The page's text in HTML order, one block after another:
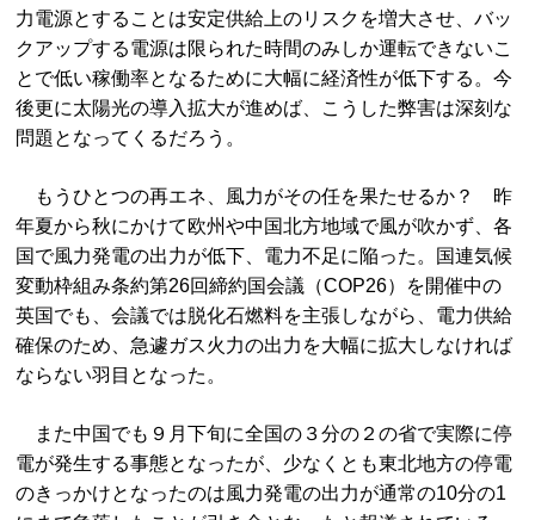
力電源とすることは安定供給上のリスクを増大させ、バッ
クアップする電源は限られた時間のみしか運転できないこ
とで低い稼働率となるために大幅に経済性が低下する。今
後更に太陽光の導入拡大が進めば、こうした弊害は深刻な
問題となってくるだろう。
もうひとつの再エネ、風力がその任を果たせるか？ 昨
年夏から秋にかけて欧州や中国北方地域で風が吹かず、各
国で風力発電の出力が低下、電力不足に陥った。国連気候
変動枠組み条約第26回締約国会議（COP26）を開催中の
英国でも、会議では脱化石燃料を主張しながら、電力供給
確保のため、急遽ガス火力の出力を大幅に拡大しなければ
ならない羽目となった。
また中国でも９月下旬に全国の３分の２の省で実際に停
電が発生する事態となったが、少なくとも東北地方の停電
のきっかけとなったのは風力発電の出力が通常の10分の1